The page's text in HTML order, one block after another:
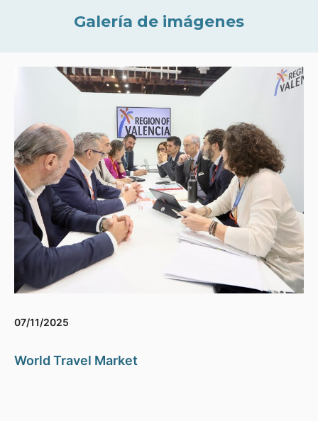
Galería de imágenes
07/11/2025
World Travel Market